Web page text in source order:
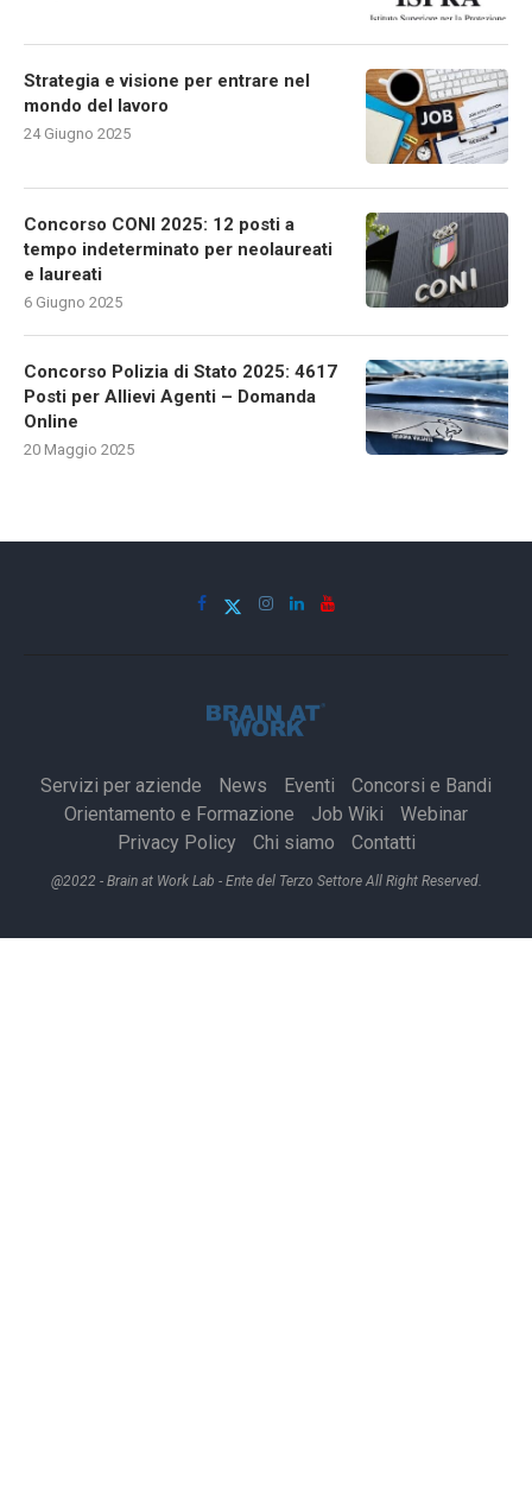
Strategia e visione per entrare nel
mondo del lavoro
24 Giugno 2025
Concorso CONI 2025: 12 posti a
tempo indeterminato per neolaureati
e laureati
6 Giugno 2025
Concorso Polizia di Stato 2025: 4617
Posti per Allievi Agenti – Domanda
Online
20 Maggio 2025
Servizi per aziende News Eventi
Concorsi e Bandi
Orientamento e Formazione
Job Wiki
Webinar
Privacy Policy
Chi siamo Contatti
@2022 - Brain at Work Lab - Ente del Terzo Settore All Right Reserved.